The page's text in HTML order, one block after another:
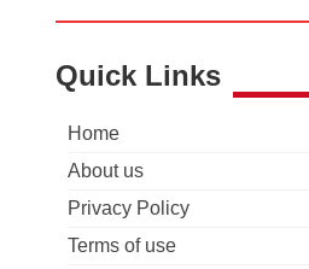
Quick Links
Home
About us
Privacy Policy
Terms of use